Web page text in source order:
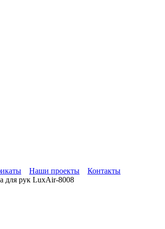
Наши проекты Контакты
для рук LuxAir-8008